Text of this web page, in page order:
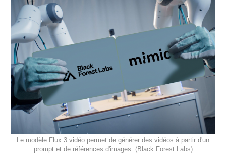
Le modèle Flux 3 vidéo permet de générer des vidéos à partir d'un
prompt et de références d'images. (Black Forest Labs)